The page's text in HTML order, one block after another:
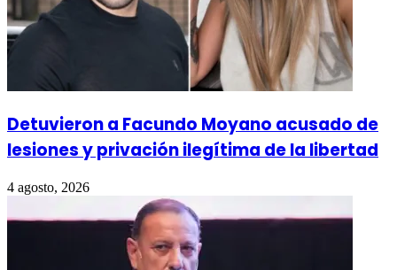
Detuvieron a Facundo Moyano acusado de
lesiones y privación ilegítima de la libertad
4 agosto, 2026